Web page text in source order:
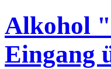
Alkohol
Eingang